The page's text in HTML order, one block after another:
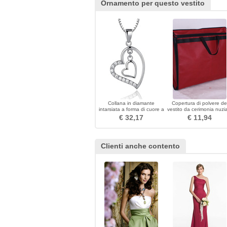
Ornamento per questo vestito
Collana in diamante
intarsiata a forma di cuore a
forma di cuore
€ 32,17
Copertura di polvere
vestito da cerimonia
copertura stereo del
da pacchetto
€ 11,94
Clienti anche contento